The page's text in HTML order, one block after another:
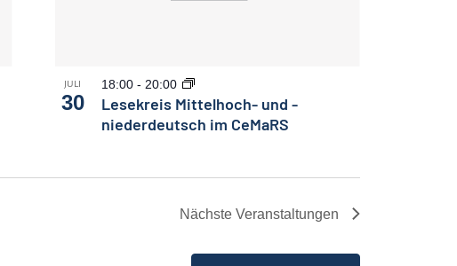
JULI
30
Lesekreis Mittelhoch- und -
niederdeutsch im CeMaRS
18:00 - 20:00
Nächste Veranstaltungen